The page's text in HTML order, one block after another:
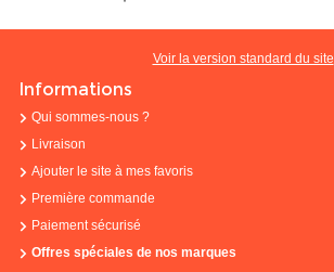
Voir la version standard du site
Informations
Qui sommes-nous ?
Livraison
Ajouter le site à mes favoris
Première commande
Paiement sécurisé
Offres spéciales de nos marques